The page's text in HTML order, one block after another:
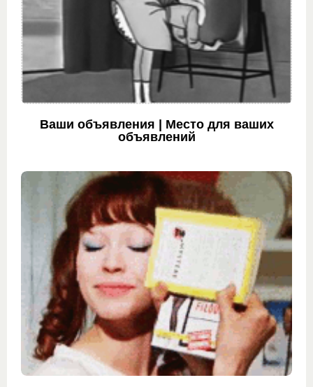
Ваши объявления | Место для ваших
объявлений